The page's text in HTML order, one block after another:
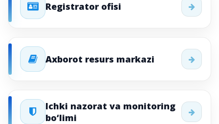
Registrator ofisi
Axborot resurs markazi
Ichki nazorat va monitoring
bo‘limi